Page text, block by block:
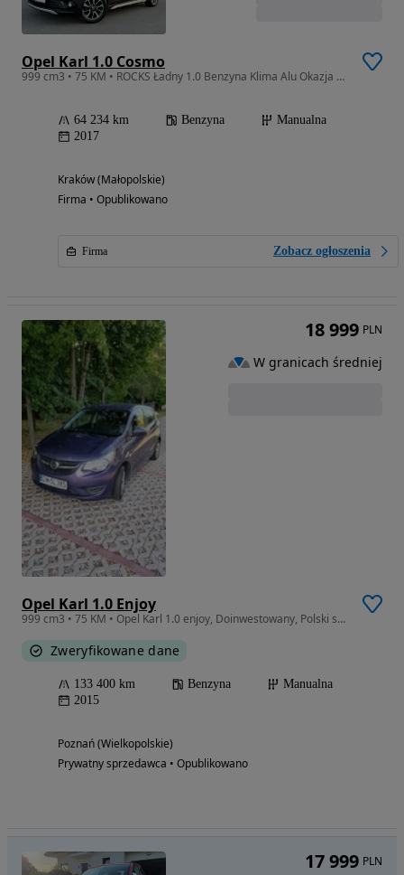
Opel Karl 1.0 Cosmo
999 cm3 • 75 KM • ROCKS Ładny 1.0 Benzyna Klima Alu Okazja GWARANCJA
64 234 km Benzyna
Manualna
2017
Kraków (Małopolskie)
Firma • Opublikowano
Firma Zobacz ogłoszenia
Opel Karl 1.0 Enjoy
999 cm3 • 75 KM • Opel Karl 1.0 enjoy, Doinwestowany, Polski salon, drugi właściciel
Zweryfikowane dane
133 400 km Benzyna
Manualna
2015
Poznań (Wielkopolskie)
Prywatny sprzedawca • Opublikowano
18 999 PLN
W granicach średniej
17 999 PLN